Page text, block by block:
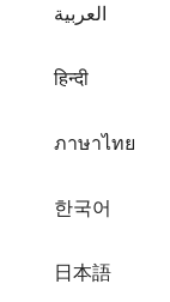
العربية
हिन्दी
ภาษาไทย
한국어
日本語